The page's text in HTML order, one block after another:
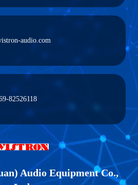
audio.com
82526118
Audio Equipment Co.,